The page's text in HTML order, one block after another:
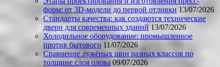
форм: от 3D-модели до первой отливки 13/07/2026
Стандарты качества: как создаются технические
двери для современных зданий 13/07/2026
Холодильное оборудование: промышленное
против бытового 11/07/2026
Сравнение лужёных шин разных классов по
толщине слоя олова 09/07/2026